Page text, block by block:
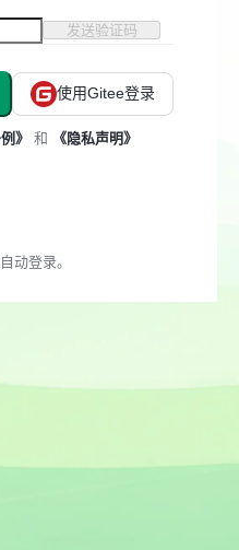
发送验证码
使用Gitee登录
》 和 《隐私声明》
动登录。